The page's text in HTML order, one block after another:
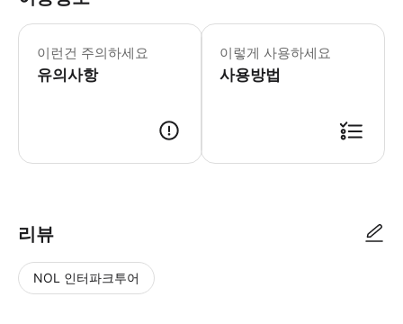
이런건 주의하세요
유의사항
- 추가정보 * 아동용 카시트는 제공되
- 예약확정 * 예약 후 확정 여부를 바
이렇게 사용하세요
사용방법
리뷰
NOL 인터파크투어